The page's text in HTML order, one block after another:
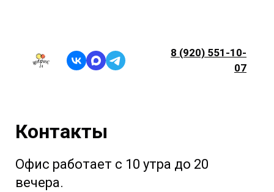
8 (920) 551-10-
07
Контакты
Офис работает с 10 утра до 20
вечера.